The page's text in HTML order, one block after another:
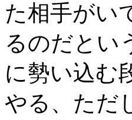
た相手がい
るのだとい
に勢い込む
やる、ただ